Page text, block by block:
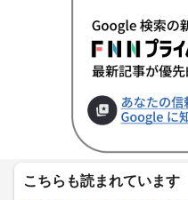
こちらも読まれています